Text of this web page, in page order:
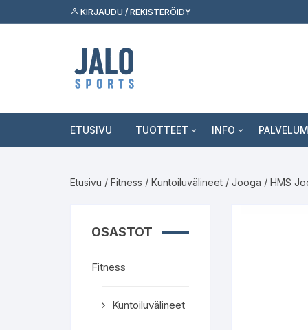
suoraan
KIRJAUDU / REKISTERÖIDY
ETUSIVU TUOTTEET
Skeittilajit
INFO
Etusivu / Fitness / Kuntoiluvälineet / Jooga / HMS
OSASTOT
Fitness
Kuntoiluvälineet